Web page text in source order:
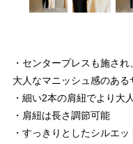
・センタープレスも施さ
大人なマニッシュ感のある
・細い2本の肩紐でより
・肩紐は長さ調節可能
・すっきりとしたシルエ